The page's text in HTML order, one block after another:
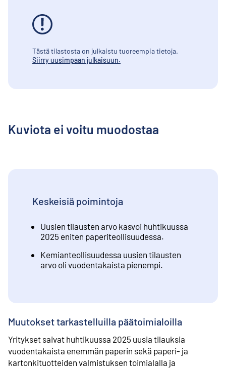
Tästä tilastosta on julkaistu tuoreempia tietoja.
Siirry uusimpaan julkaisuun.
Kuviota ei voitu muodostaa
Keskeisiä poimintoja
Uusien tilausten arvo kasvoi huhtikuussa
2025 eniten paperiteollisuudessa.
Kemianteollisuudessa uusien tilausten
arvo oli vuodentakaista pienempi.
Muutokset tarkastelluilla päätoimialoilla
Yritykset saivat huhtikuussa 2025 uusia tilauksia
vuodentakaista enemmän paperin sekä paperi- ja
kartonkituotteiden valmistuksen toimialalla ja